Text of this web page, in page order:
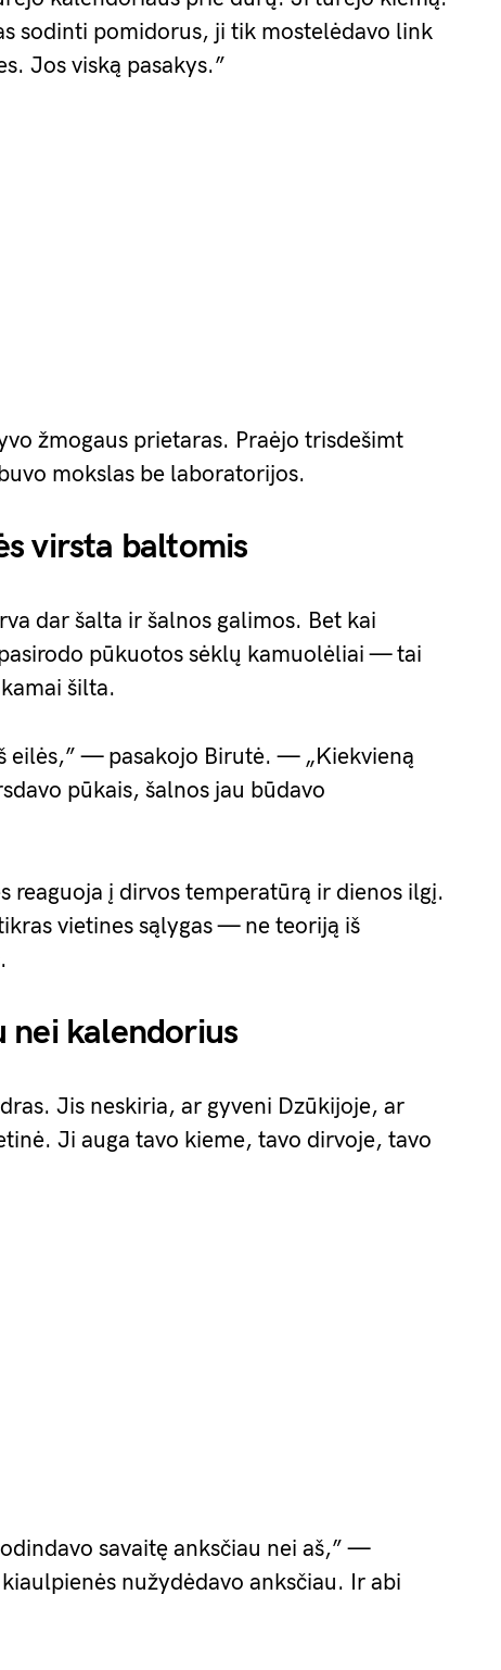
sodinti pomidorus, ji tik mostelėdavo link
Jos viską pasakys.”
žmogaus prietaras. Praėjo trisdešimt
mokslas be laboratorijos.
virsta baltomis
dar šalta ir šalnos galimos. Bet kai
pūkuotos sėklų kamuolėliai — tai
šilta.
eilės,” — pasakojo Birutė. — „Kiekvieną
pūkais, šalnos jau būdavo
reaguoja į dirvos temperatūrą ir dienos ilgį.
vietines sąlygas — ne teoriją iš
nei kalendorius
Jis neskiria, ar gyveni Dzūkijoje, ar
Ji auga tavo kieme, tavo dirvoje, tavo
savaitę anksčiau nei aš,” —
nužydėdavo anksčiau. Ir abi